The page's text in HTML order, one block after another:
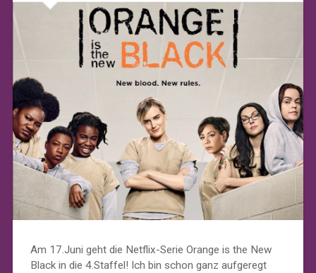
Am 17.Juni geht die Netflix-Serie Orange is the New
Black in die 4.Staffel! Ich bin schon ganz aufgeregt